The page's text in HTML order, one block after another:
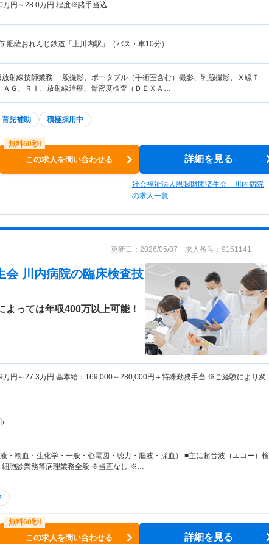
万円～28.0万円 程度※諸手当込
肥薩おれんじ鉄道「上川内駅」（バス・車10分）
放射線技師業務 一般撮影、ポータブル（手術室含む）撮影、乳腺撮影、Ｘ線Ｔ
ＡＧ、ＲＩ、放射線治療、骨密度検査（ＤＥＸＡ…
育児補助 積極採用中
この求人を問い合わせる 詳細を見る
社会福祉法人恩賜財団済生会 川内病院
の求人一覧
更新日：2026/05/07 求人番号：9151141
会 川内病院の臨床検査技
よっては年収400万以上可能！
万円～27.3万円 基本給：169,000～280,000円＋特殊勤務手当 ※ご経験により変
・輸血・生化学・一般・心電図・聴力・脳波・採血） ■主に超音波（エコー）検
細胞診業務等病理業務全般 ※当直なし ※…
この求人を問い合わせる 詳細を見る